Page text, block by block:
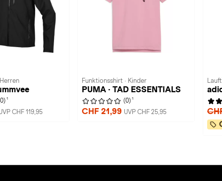
1
CHF 119,95
Funktionsshirt · Kinder
PUMA · TAD ESSENTIALS
(0) 1
CHF 21,99 UVP CHF 25,95